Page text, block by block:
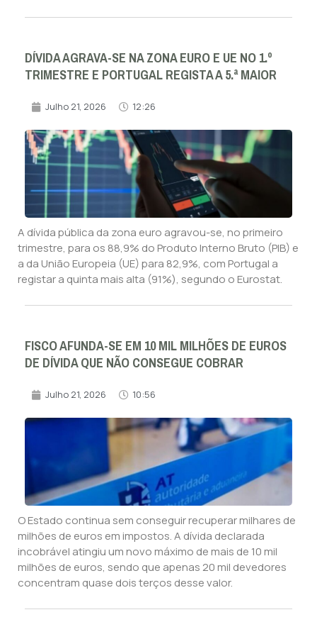
DÍVIDA AGRAVA-SE NA ZONA EURO E UE NO 1.º
TRIMESTRE E PORTUGAL REGISTA A 5.ª MAIOR
Julho 21, 2026 12:26
A dívida pública da zona euro agravou-se, no primeiro
trimestre, para os 88,9% do Produto Interno Bruto (PIB) e
a da União Europeia (UE) para 82,9%, com Portugal a
registar a quinta mais alta (91%), segundo o Eurostat.
FISCO AFUNDA-SE EM 10 MIL MILHÕES DE EUROS
DE DÍVIDA QUE NÃO CONSEGUE COBRAR
Julho 21, 2026 10:56
O Estado continua sem conseguir recuperar milhares de
milhões de euros em impostos. A dívida declarada
incobrável atingiu um novo máximo de mais de 10 mil
milhões de euros, sendo que apenas 20 mil devedores
concentram quase dois terços desse valor.